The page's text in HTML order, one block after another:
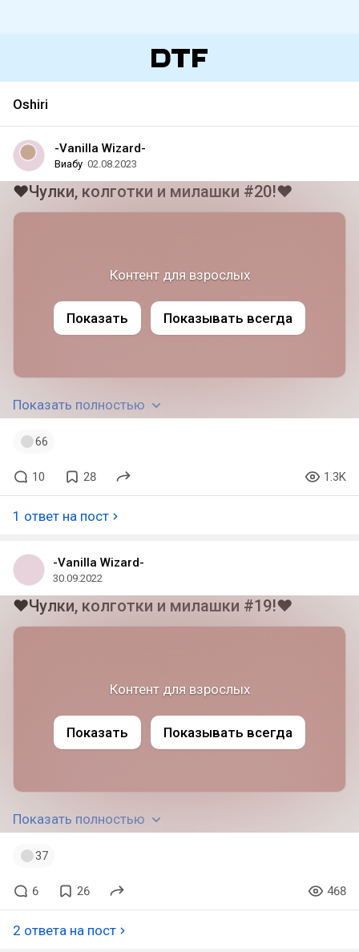
Oshiri
-Vanilla Wizard-
Виабу 02.08.2023
❤Чулки, колготки и милашки #20!❤
Показать полностью
Контент для взрослых
Показать Показывать всегда
66
10 28 1.3K
1 ответ на пост
-Vanilla Wizard-
30.09.2022
❤Чулки, колготки и милашки #19!❤
Показать полностью
Контент для взрослых
Показать Показывать всегда
37
6 26 468
2 ответа на пост